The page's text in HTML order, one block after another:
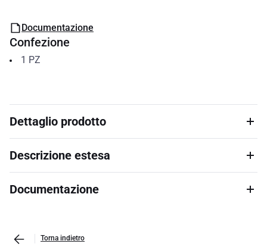
Documentazione
Confezione
1 PZ
Dettaglio prodotto
Descrizione estesa
Documentazione
Torna indietro